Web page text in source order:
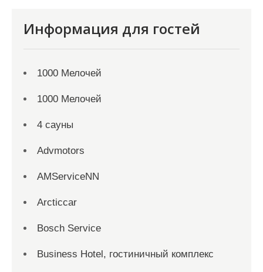
Информация для гостей
1000 Мелочей
1000 Мелочей
4 сауны
Advmotors
AMServiceNN
Arcticcar
Bosch Service
Business Hotel, гостиничный комплекс